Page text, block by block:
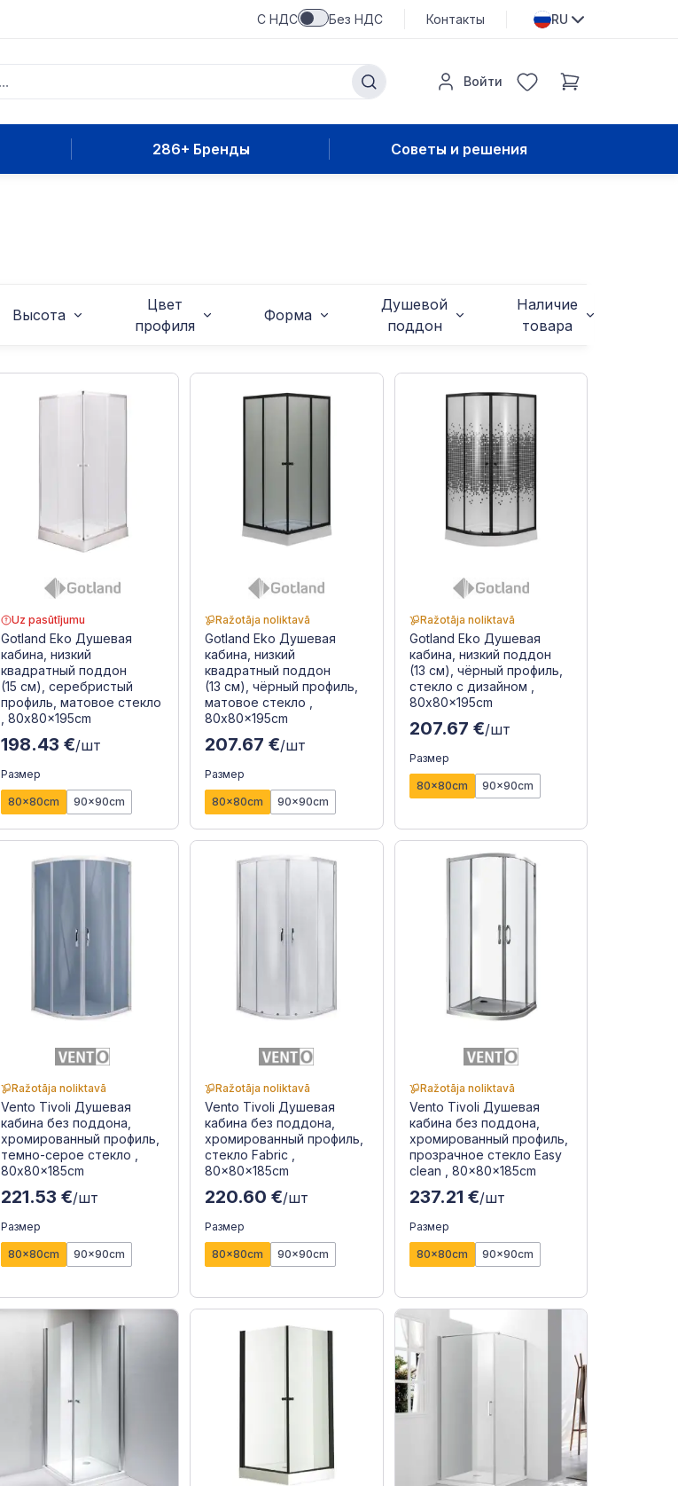
С НДС Без НДС Контакты RU
Войти
286+ Бренды Советы и решения
Высота
Цвет
профиля
Форма
Душевой
поддон
Наличие
товара
Uz pasūtījumu
Gotland Eko Душевая
кабина, низкий
квадратный поддон
(15 см), серебристый
профиль, матовое стекло
, 80x80x195cm
198.43 €/шт
Размер
80x80cm 90x90cm
Ražotāja noliktavā
Gotland Eko Душевая
кабина, низкий
квадратный поддон
(13 см), чёрный профиль,
матовое стекло ,
80x80x195cm
207.67 €/шт
Размер
80x80cm 90x90cm
Ražotāja noliktavā
Gotland Eko Душевая
кабина, низкий поддон
(13 см), чёрный профиль,
стекло с дизайном ,
80x80x195cm
207.67 €/шт
Размер
80x80cm 90x90cm
Ražotāja noliktavā
Vento Tivoli Душевая
кабина без поддона,
хромированный профиль,
темно-серое стекло ,
80x80x185cm
221.53 €/шт
Размер
80x80cm 90x90cm
Ražotāja noliktavā
Vento Tivoli Душевая
кабина без поддона,
хромированный профиль,
стекло Fabric ,
80x80x185cm
220.60 €/шт
Размер
80x80cm 90x90cm
Ražotāja noliktavā
Vento Tivoli Душевая
кабина без поддона,
хромированный профиль,
прозрачное стекло Easy
clean , 80x80x185cm
237.21 €/шт
Размер
80x80cm 90x90cm